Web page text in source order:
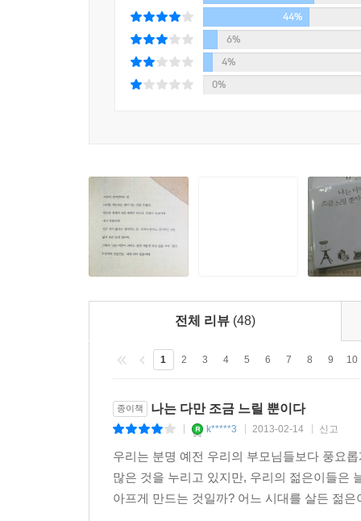
컴퓨터 모니터에 하얀 한글창을 띄워놓고 있으면
늘도 공치면 안 되는데.’ 마음이 또 바빠졌다. 그
라도 듣자, 쉴 새 없이 내 안에 정보들을 쑤셔 넣
어른이 되어간다는 것, 나이를 먹는다는 것이 나
옳다고 생각하는 것, 지켜야 한다고 생각하는 것
가의 모습으로, 내가 되어 있을까봐.
나는 10년 후 20년 후 그보다 더 후에도,
글을 쓰고 있었으면 좋겠다. 지금의 내가 꿈꾸는 글
나는 10년 후 20년 후 그보다 더 후에도,
좋은 사람이었으면 좋겠다. 지금의 내가 생각하는
지금의 내가 꿈꾸는 글은
쓰고 있지도 못하고
미치지 못하고 있는지도 모르지만,
10년 후 20년 후 그보다 더 후의 내가
지금의 나에서, 지금의 기준으로, 더 후진 사람이
난 왜 이렇게 평범한 걸까, 난 왜 이렇게 어중간
징징대는 나 자신에게 짜증내본 적 있다면.
실망할까봐 두려워 어떤 시도도 하지 못한 채 미
44%
6%
4%
0%
전체 리뷰 (48)
1 2 3 4 5 6 7 8 9 10
종이책 나는 다만 조금 느릴 뿐이다
k*****3 2013-02-14 신고
우리는 분명 예전 우리의 부모님들보다 풍요
많은 것을 누리고 있지만, 우리의 젊은이들은
아프게 만드는 것일까? 어느 시대를 살든 젊